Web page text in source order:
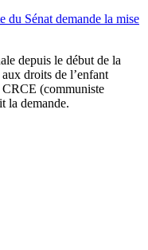
du Sénat demande la mise
depuis le début de la
droits de l’enfant
(communiste
la demande.